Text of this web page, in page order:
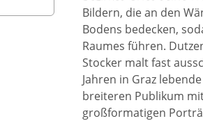
Bildern, die an den
Bodens bedecken,
Raumes führen.
Stocker malt fast
Jahren in Graz
breiteren Publikum
großformatigen